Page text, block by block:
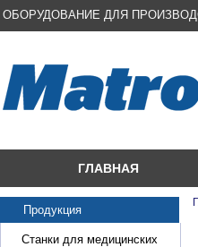
ОБОРУДОВАНИЕ ДЛЯ
ГЛАВНАЯ
Продукция
Станки для медицинских